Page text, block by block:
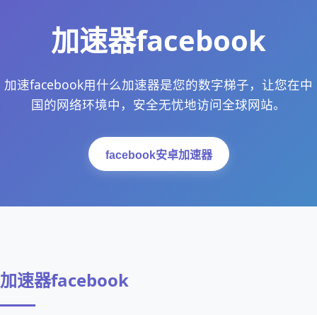
加速器facebook
加速facebook用什么加速器是您的数字梯子，让您在中
国的网络环境中，安全无忧地访问全球网站。
facebook安卓加速器
加速器facebook